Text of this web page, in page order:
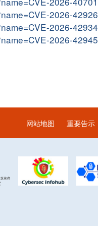
2026-42926
2026-42934
2026-42945
网站地图 重要告示